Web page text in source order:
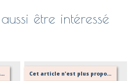
être intéressé
Cet article n'est plus proposé, retournez au menu principal ou contactez moi! Cet article n'est plus proposé, retournez au menu principal ou contactez moi!